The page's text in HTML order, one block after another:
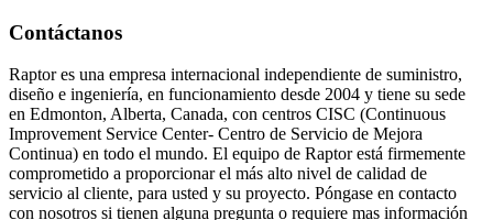
Contáctanos
Raptor es una empresa internacional independiente de suministro,
diseño e ingeniería, en funcionamiento desde 2004 y tiene su sede
en Edmonton, Alberta, Canada, con centros CISC (Continuous
Improvement Service Center- Centro de Servicio de Mejora
Continua) en todo el mundo. El equipo de Raptor está firmemente
comprometido a proporcionar el más alto nivel de calidad de
servicio al cliente, para usted y su proyecto. Póngase en contacto
con nosotros si tienen alguna pregunta o requiere mas información